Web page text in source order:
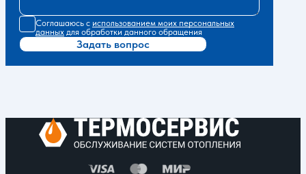
Соглашаюсь с использованием моих персональных
данных для обработки данного обращения
Задать вопрос